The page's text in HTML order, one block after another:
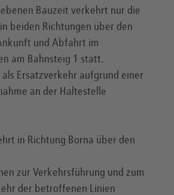
Bauzeit verkehrt nur die
beiden Richtungen über den
und Abfahrt im
am Bahnsteig 1 statt.
Ersatzverkehr aufgrund einer
an der Haltestelle
in Richtung Borna über den
zur Verkehrsführung und zum
der betroffenen Linien